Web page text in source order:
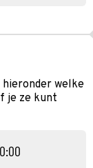
hieronder welke
je ze kunt